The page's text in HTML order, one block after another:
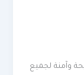
لجميع